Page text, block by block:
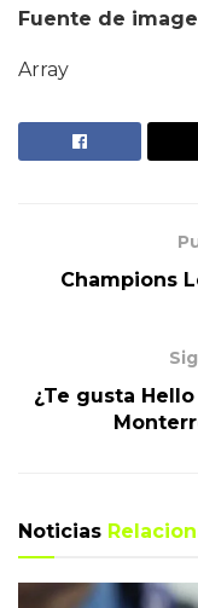
Fuente de
Array
Champions
¿Te gusta
Noticias